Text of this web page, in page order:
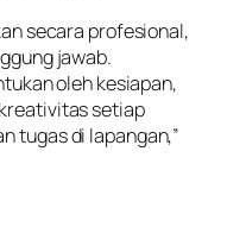
secara profesional,
jawab.
oleh kesiapan,
setiap
tugas di lapangan,”